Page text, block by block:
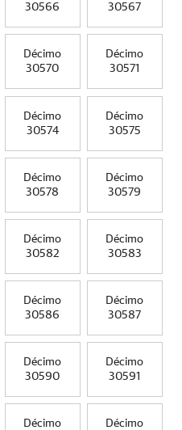
30566
30567
Décimo
30570
Décimo
30571
Décimo
30574
Décimo
30575
Décimo
30578
Décimo
30579
Décimo
30582
Décimo
30583
Décimo
30586
Décimo
30587
Décimo
30590
Décimo
30591
Décimo Décimo